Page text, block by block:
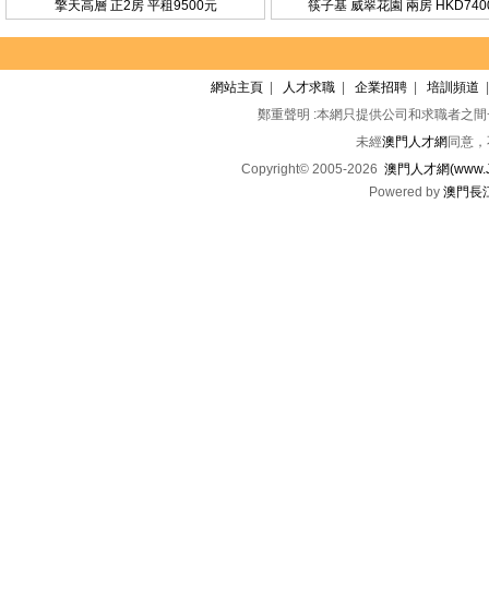
擎天高層 正2房 平租9500元 筷子基 威翠花園 兩房
網站主頁 人才求職 企業招聘 培訓頻道
鄭重聲明 :本網只提供公司和求職者之
未經澳門人才網 同意
Copyright© 2005-2026 澳門人才網
Powered by 澳門長